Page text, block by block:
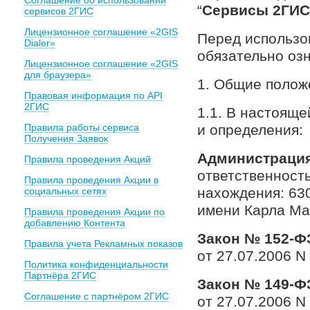
сервисов 2ГИС
Лицензионное соглашение «2GIS
Dialer»
Лицензионное соглашение «2GIS
для браузера»
Правовая информация по API
2ГИС
Правила работы сервиса
Получения Заявок
Правила проведения Акций
Правила проведения Акции в
социальных сетях
Правила проведения Акции по
добавлению Контента
Правила учета Рекламных показов
Политика конфиденциальности
Партнёра 2ГИС
Соглашение с партнёром 2ГИС
“Сервисы 2ГИС
Перед
обязательно
1. Общие
1.1. В
и определения:
нахождения:
имени Карла
Закон № 152-
от 27.07.2006
Закон № 149-
от 27.07.2006